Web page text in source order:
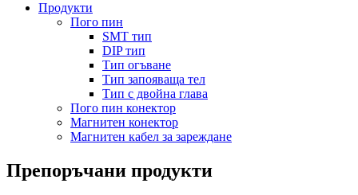
Продукти
Пого пин
SMT тип
DIP тип
Тип огъване
Тип запояваща тел
Тип с двойна глава
Пого пин конектор
Магнитен конектор
Магнитен кабел за зареждане
Препоръчани продукти